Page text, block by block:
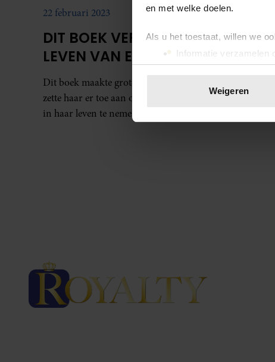
en met welke doelen.
Als u het toestaat, willen we
Informatie verzamelen
Uw apparaat
toestemming op elk moment
Weigeren
22 februari 2023
DIT BOEK VERANDERDE HET
LEVEN VAN EUGENIE
Dit boek maakte grote indruk op Eugenie. Het
zette haar er toe aan om een belangrijke beslissing
in haar leven te nemen.